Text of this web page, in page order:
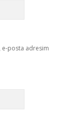
e-posta adresim